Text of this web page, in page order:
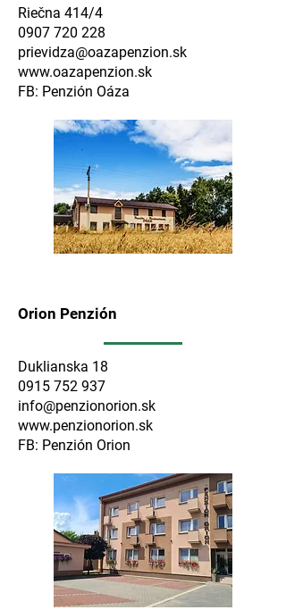
Riečna 414/4
0907 720 228
prievidza@oazapenzion.sk
www.oazapenzion.sk
FB: Penzión Oáza
Orion Penzión
Duklianska 18
0915 752 937
info@penzionorion.sk
www.penzionorion.sk
FB: Penzión Orion